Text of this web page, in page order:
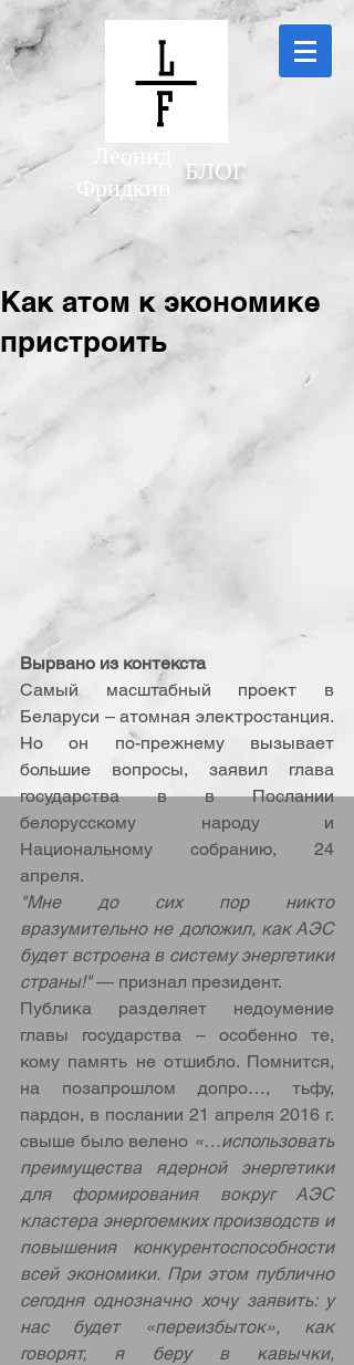
Леонид
Фридкин
БЛОГ
Как атом к экономике
пристроить
Вырвано из контекста
Самый масштабный проект в
Беларуси – атомная электростанция.
Но он по-прежнему вызывает
большие вопросы, заявил глава
государства в в Послании
белорусскому народу и
Национальному собранию, 24
апреля.
"Мне до сих пор никто
вразумительно не доложил, как АЭС
будет встроена в систему энергетики
страны!" — признал президент.
Публика разделяет недоумение
главы государства – особенно те,
кому память не отшибло. Помнится,
на позапрошлом допро…, тьфу,
пардон, в послании 21 апреля 2016 г.
свыше было велено «…использовать
преимущества ядерной энергетики
для формирования вокруг АЭС
кластера энергоемких производств и
повышения конкурентоспособности
всей экономики. При этом публично
сегодня однозначно хочу заявить: у
нас будет «переизбыток», как
говорят, я беру в кавычки,